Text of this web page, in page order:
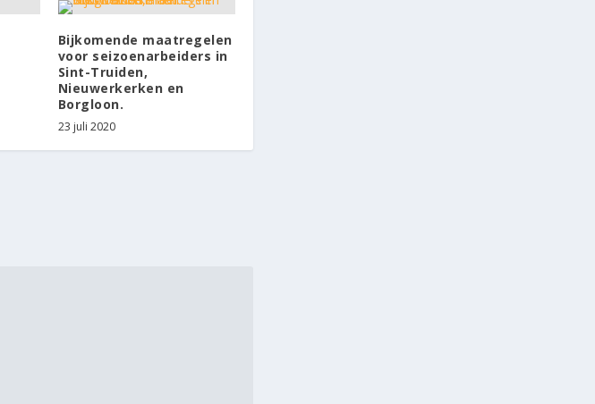
Bijkomende maatregelen
voor seizoenarbeiders in
Sint-Truiden,
Nieuwerkerken en
Borgloon.
23 juli 2020